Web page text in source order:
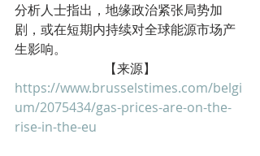
分析人士指出，地缘政治紧张局势加
剧，或在短期内持续对全球能源市场产
生影响。
【来源】
https://www.brusselstimes.com/belgi
um/2075434/gas-prices-are-on-the-
rise-in-the-eu